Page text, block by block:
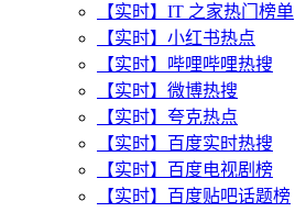
【实时】IT 之家热门榜单
【实时】小红书热点
【实时】哔哩哔哩热搜
【实时】微博热搜
【实时】夸克热点
【实时】百度实时热搜
【实时】百度电视剧榜
【实时】百度贴吧话题榜